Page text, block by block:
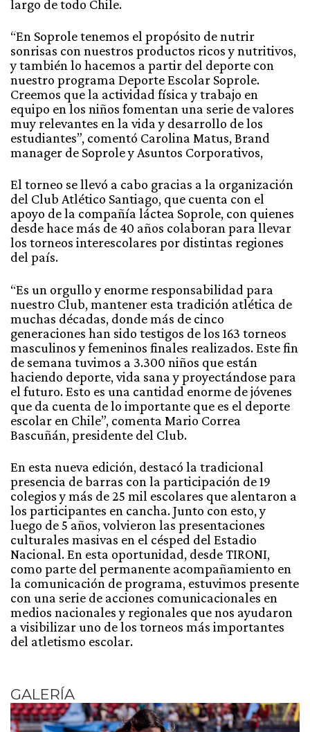
largo de todo Chile.
“En Soprole tenemos el propósito de nutrir
sonrisas con nuestros productos ricos y nutritivos,
y también lo hacemos a partir del deporte con
nuestro programa Deporte Escolar Soprole.
Creemos que la actividad física y trabajo en
equipo en los niños fomentan una serie de valores
muy relevantes en la vida y desarrollo de los
estudiantes”, comentó Carolina Matus, Brand
manager de Soprole y Asuntos Corporativos,
El torneo se llevó a cabo gracias a la organización
del Club Atlético Santiago, que cuenta con el
apoyo de la compañía láctea Soprole, con quienes
desde hace más de 40 años colaboran para llevar
los torneos interescolares por distintas regiones
del país.
“Es un orgullo y enorme responsabilidad para
nuestro Club, mantener esta tradición atlética de
muchas décadas, donde más de cinco
generaciones han sido testigos de los 163 torneos
masculinos y femeninos finales realizados. Este fin
de semana tuvimos a 3.300 niños que están
haciendo deporte, vida sana y proyectándose para
el futuro. Esto es una cantidad enorme de jóvenes
que da cuenta de lo importante que es el deporte
escolar en Chile”, comenta Mario Correa
Bascuñán, presidente del Club.
En esta nueva edición, destacó la tradicional
presencia de barras con la participación de 19
colegios y más de 25 mil escolares que alentaron a
los participantes en cancha. Junto con esto, y
luego de 5 años, volvieron las presentaciones
culturales masivas en el césped del Estadio
Nacional. En esta oportunidad, desde TIRONI,
como parte del permanente acompañamiento en
la comunicación de programa, estuvimos presente
con una serie de acciones comunicacionales en
medios nacionales y regionales que nos ayudaron
a visibilizar uno de los torneos más importantes
del atletismo escolar.
GALERÍA